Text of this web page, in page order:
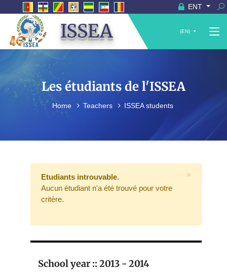
ENT
ISSEA (EN)
Les étudiants de l'ISSEA
Home Teachers ISSEA students
Etudiants introuvable.
Aucun étudiant n'a été trouvé pour votre
critère.
×
School year :: 2013 - 2014